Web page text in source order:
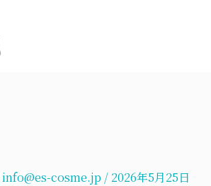
info@es-cosme.jp / 2026年5月25日